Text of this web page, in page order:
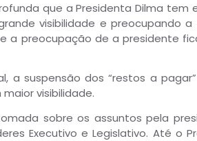
que a Presidenta Dilma tem
visibilidade e preocupando a
a preocupação de a presidente
a suspensão dos “restos a
visibilidade.
sobre os assuntos pela
Executivo e Legislativo. Até o